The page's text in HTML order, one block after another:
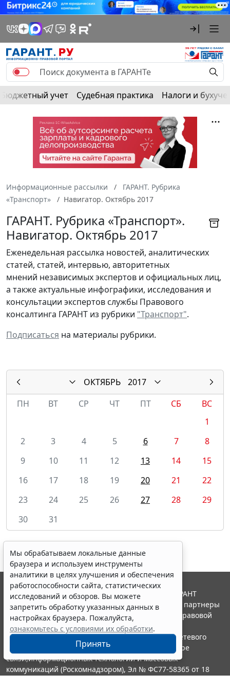
Бюджетный учет Судебная практика Налоги и
Информационные рассылки
ГАРАНТ. Рубрика
«Транспорт»
Навигатор. Октябрь 2017
ГАРАНТ. Рубрика «Транспорт».
Навигатор. Октябрь 2017
Еженедельная рассылка новостей, аналитических
статей, статей, интервью, авторитетных
мнений независимых экспертов и официальных лиц,
а также актуальные инфографики, исследования и
консультации экспертов службы Правового
консалтинга ГАРАНТ из рубрики "Транспорт".
Подписаться на материалы рубрики.
ОКТЯБРЬ
2017
ПН
ВТ СР ЧТ ПТ СБ
ВС
1
2
3 4 5 6 7
8
9
10 11 12 13 14
15
16
17 18 19 20 21
22
23
24 25 26 27 28
29
30
31
Мы обрабатываем локальные данные
браузера и используем инструменты
аналитики в целях улучшения и обеспечения
работоспособности сайта, статистических
исследований и обзоров. Вы можете
запретить обработку указанных данных в
настройках браузера. Пожалуйста,
ознакомьтесь с условиями их обработки.
Принять
© ООО "НПП "ГАРАНТ-СЕРВИС", 2026. Система ГАРАНТ
выпускается с 1990 года. Компания "Гарант" и ее партнеры
являются участниками Российской ассоциации правовой
информации ГАРАНТ.
Портал ГАРАНТ.РУ зарегистрирован в качестве сетевого
издания Федеральной службой по надзору в сфере
связи,информационных технологий и массовых
коммуникаций (Роскомнадзором), Эл № ФС77-58365 от 18